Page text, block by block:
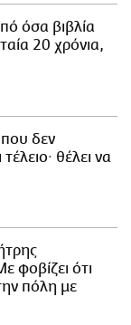
όσα βιβλία
20 χρόνια,
που δεν
θέλει να
φοβίζει ότι
πόλη με